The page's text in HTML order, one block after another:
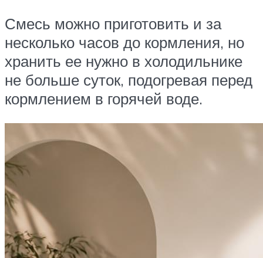
Смесь можно приготовить и за
несколько часов до кормления, но
хранить ее нужно в холодильнике
не больше суток, подогревая перед
кормлением в горячей воде.